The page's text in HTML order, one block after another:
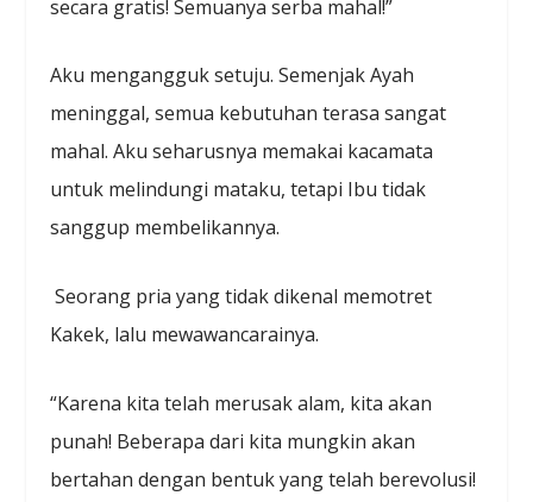
secara gratis! Semuanya serba mahal!”
Aku mengangguk setuju. Semenjak Ayah
meninggal, semua kebutuhan terasa sangat
mahal. Aku seharusnya memakai kacamata
untuk melindungi mataku, tetapi Ibu tidak
sanggup membelikannya.
Seorang pria yang tidak dikenal memotret
Kakek, lalu mewawancarainya.
“Karena kita telah merusak alam, kita akan
punah! Beberapa dari kita mungkin akan
bertahan dengan bentuk yang telah berevolusi!